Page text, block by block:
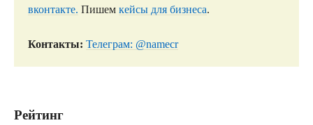
вконтакте. Пишем кейсы для бизнеса.
Контакты: Телеграм: @namecr
Рейтинг